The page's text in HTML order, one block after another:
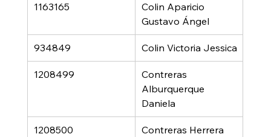
1163165
Colin Aparicio
Gustavo Ángel
934849 Colin Victoria Jessica
1208499
Contreras
Alburquerque
Daniela
1208500
Contreras Herrera